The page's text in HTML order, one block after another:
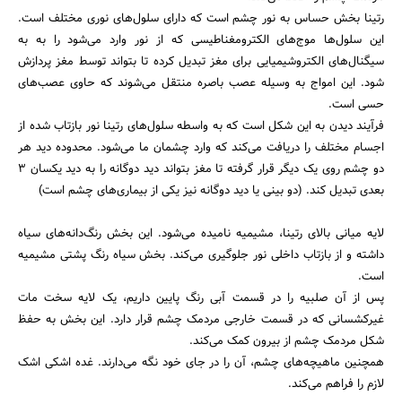
رتینا بخش حساس به نور چشم است که دارای سلول‌های نوری مختلف است.
این سلول‌ها موج‌های الکترومغناطیسی که از نور وارد می‌شود را به به
سیگنال‌های الکتروشیمیایی برای مغز تبدیل کرده تا بتواند توسط مغز پردازش
شود. این امواج به وسیله عصب باصره منتقل می‌شوند که حاوی عصب‌های
حسی است.
فرآیند دیدن به این شکل است که به واسطه سلول‌های رتینا نور بازتاب شده از
اجسام مختلف را دریافت می‌کند که وارد چشمان ما می‌شود. محدوده دید هر
دو چشم روی یک دیگر قرار گرفته تا مغز بتواند دید دوگانه را به دید یکسان ۳
بعدی تبدیل کند. (دو بینی یا دید دوگانه نیز یکی از بیماری‌های چشم است)
لایه میانی بالای رتینا، مشیمیه نامیده می‌شود. این بخش رنگ‌دانه‌های سیاه
داشته و از بازتاب داخلی نور جلوگیری می‌کند. بخش سیاه رنگ پشتی مشیمیه
است.
پس از آن صلبیه را در قسمت آبی رنگ پایین داریم، یک لایه سخت مات
غیرکشسانی که در قسمت خارجی مردمک چشم قرار دارد. این بخش به حفظ
شکل مردمک چشم از بیرون کمک می‌کند.
همچنین ماهیچه‌های چشم، آن را در جای خود نگه می‌دارند. غده اشکی اشک
لازم را فراهم می‌کند.